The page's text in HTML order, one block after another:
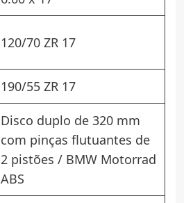
120/70 ZR 17
190/55 ZR 17
Disco duplo de 320 mm
com pinças flutuantes de
2 pistões / BMW Motorrad
ABS